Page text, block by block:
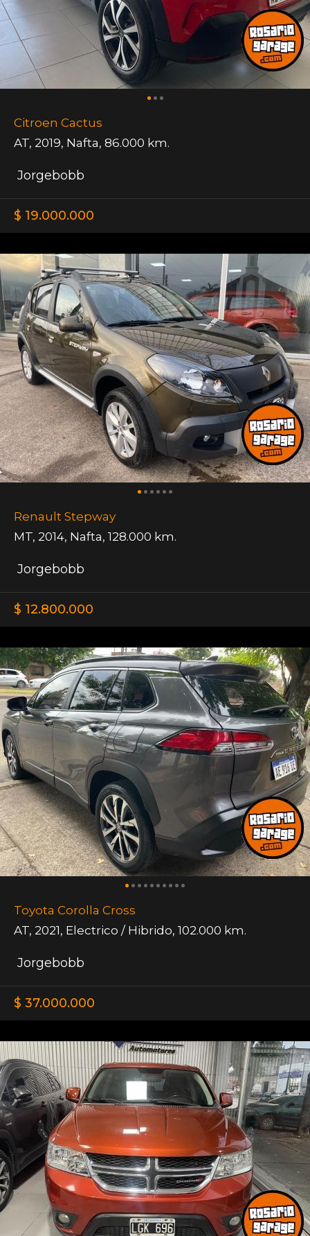
Citroen Cactus
AT, 2019, Nafta, 86.000 km.
Jorgebobb
$ 19.000.000
Renault Stepway
MT, 2014, Nafta, 128.000 km.
Jorgebobb
$ 12.800.000
Toyota Corolla Cross
AT, 2021, Electrico / Hibrido, 102.000 km.
Jorgebobb
$ 37.000.000